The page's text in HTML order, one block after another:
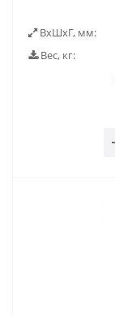
ВxШxГ, мм:
Вес, кг: